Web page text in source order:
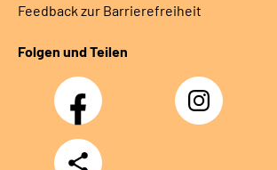
Feedback zur Barrierefreiheit
Folgen und Teilen
Facebook Instagram
Teilen